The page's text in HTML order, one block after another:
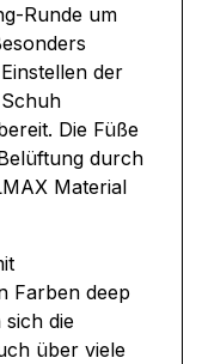
Runde um
der
Die Füße
durch
Material
Farben deep
die
über viele